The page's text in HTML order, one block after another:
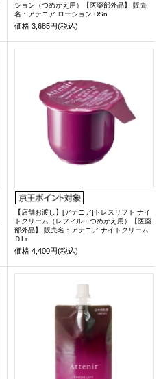
ション（つめかえ用）【医薬部外品】 販売
名：アテニア ローション DSn
価格 3,685円(税込)
【店舗お渡し】[アテニア]ドレスリフト ナイ
トクリーム（レフィル・つめかえ用）【医薬
部外品】 販売名：アテニア ナイトクリーム
ＤLr
価格 4,400円(税込)